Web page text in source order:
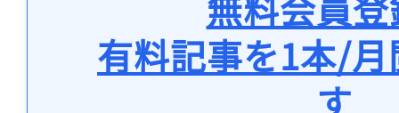
有料記事を1本/
す